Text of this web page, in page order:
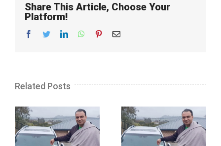
Share This Article, Choose Your
Platform!
Facebook
TwitterLinkedInWhatsApp
PinterestEmail
Related Posts